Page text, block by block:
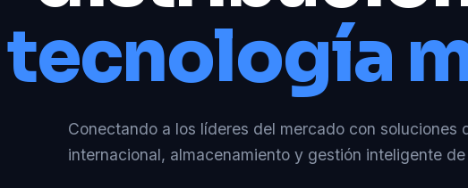
tecnología
Conectando a los líderes del mercado con soluciones
internacional, almacenamiento y gestión inteligente